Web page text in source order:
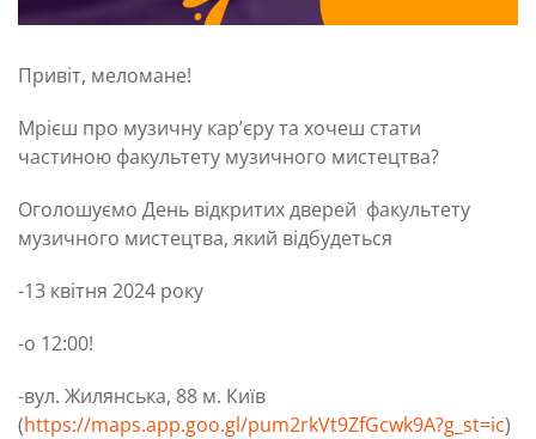
Привіт, меломане!
Мрієш про музичну кар’єру та хочеш стати
частиною факультету музичного мистецтва?
Оголошуємо День відкритих дверей факультету
музичного мистецтва, який відбудеться
-13 квітня 2024 року
-о 12:00!
-вул. Жилянська, 88 м. Київ
(https://maps.app.goo.gl/pum2rkVt9ZfGcwk9A?g_st=ic)